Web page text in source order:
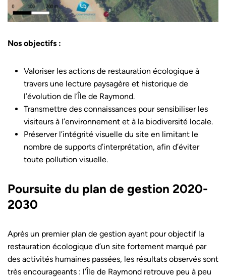
Nos objectifs :
Valoriser les actions de restauration écologique à
travers une lecture paysagère et historique de
l’évolution de l’Île de Raymond.
Transmettre des connaissances pour sensibiliser les
visiteurs à l’environnement et à la biodiversité locale.
Préserver l’intégrité visuelle du site en limitant le
nombre de supports d’interprétation, afin d’éviter
toute pollution visuelle.
Poursuite du plan de gestion 2020-
2030
Après un premier plan de gestion ayant pour objectif la
restauration écologique d’un site fortement marqué par
des activités humaines passées, les résultats observés sont
très encourageants : l’Île de Raymond retrouve peu à peu